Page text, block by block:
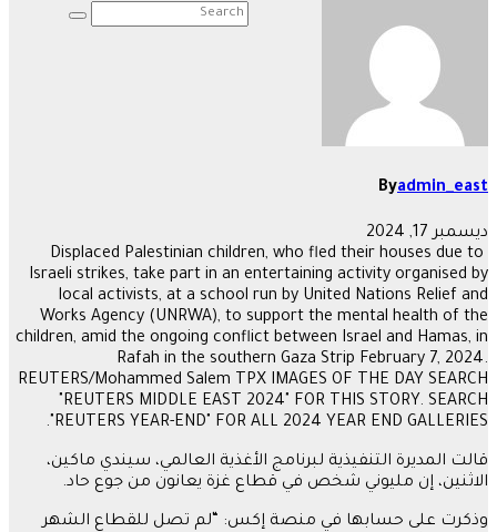
Byadmin_east
ديسمبر 17, 2024
Displaced Palestinian children, who fled their houses due to
Israeli strikes, take part in an entertaining activity organised by
local activists, at a school run by United Nations Relief and
Works Agency (UNRWA), to support the mental health of the
children, amid the ongoing conflict between Israel and Hamas, in
Rafah in the southern Gaza Strip February 7, 2024.
REUTERS/Mohammed Salem TPX IMAGES OF THE DAY SEARCH
"REUTERS MIDDLE EAST 2024" FOR THIS STORY. SEARCH
"REUTERS YEAR-END" FOR ALL 2024 YEAR END GALLERIES.
قالت المديرة التنفيذية لبرنامج الأغذية العالمي، سيندي ماكين،
الاثنين، إن مليوني شخص في قطاع غزة يعانون من جوع حاد.
وذكرت على حسابها في منصة إكس: “لم تصل للقطاع الشهر